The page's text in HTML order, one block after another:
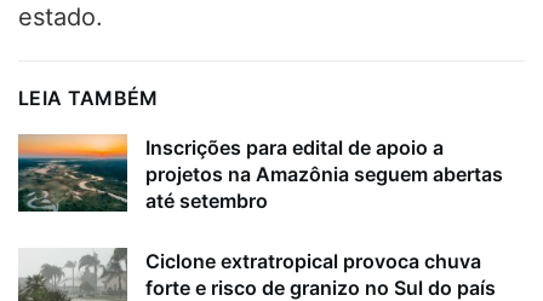
estado.
LEIA TAMBÉM
Inscrições para edital de apoio a
projetos na Amazônia seguem abertas
até setembro
Ciclone extratropical provoca chuva
forte e risco de granizo no Sul do país